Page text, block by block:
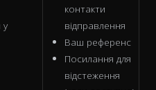
у
контакти
відправлення
Ваш референс
Посилання для
відстеження